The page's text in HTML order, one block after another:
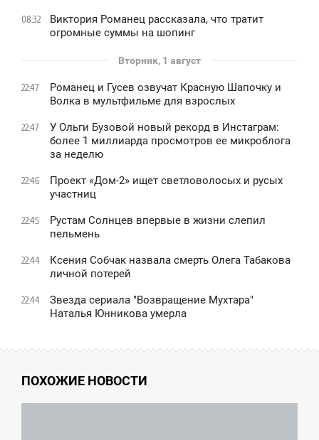
08:32
Виктория Романец рассказала, что тратит
огромные суммы на шопинг
Вторник, 1 август
22:47
Романец и Гусев озвучат Красную Шапочку и
Волка в мультфильме для взрослых
22:47
У Ольги Бузовой новый рекорд в Инстаграм:
более 1 миллиарда просмотров ее микроблога
за неделю
22:46
Проект «Дом-2» ищет светловолосых и русых
участниц
22:45
Рустам Солнцев впервые в жизни слепил
пельмень
22:44
Ксения Собчак назвала смерть Олега Табакова
личной потерей
22:44
Звезда сериала "Возвращение Мухтара"
Наталья Юнникова умерла
ПОХОЖИЕ НОВОСТИ